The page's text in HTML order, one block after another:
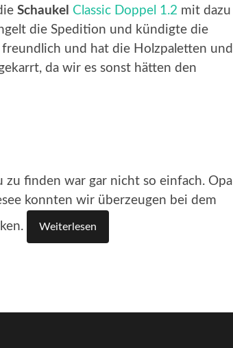
Schaukel Classic Doppel 1.2 mit dazu
die Spedition und kündigte die
und hat die Holzpaletten und
da wir es sonst hätten den
zu finden war gar nicht so einfach. Opa
konnten wir überzeugen bei dem
Weiterlesen